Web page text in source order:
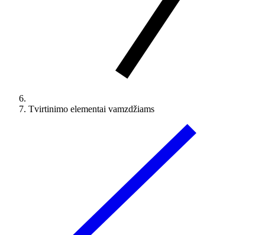
Tvirtinimo elementai vamzdžiams